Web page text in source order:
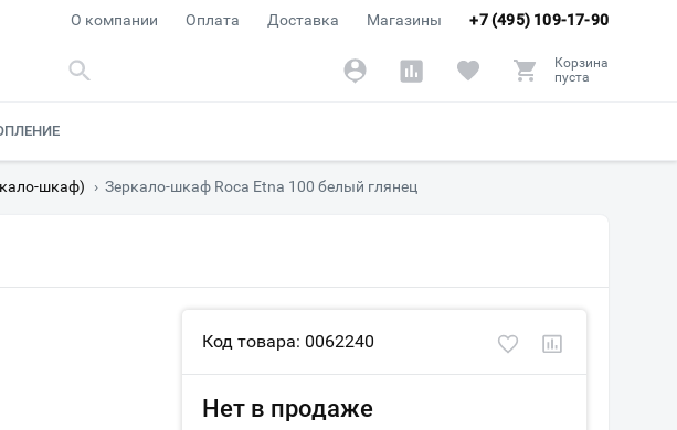
+7 (495) 109-17-90
О компании Оплата Доставка Магазины
Корзина
пуста
шкаф) › Зеркало-шкаф Roca Etna 100 белый глянец
Код товара: 0062240
Нет в продаже